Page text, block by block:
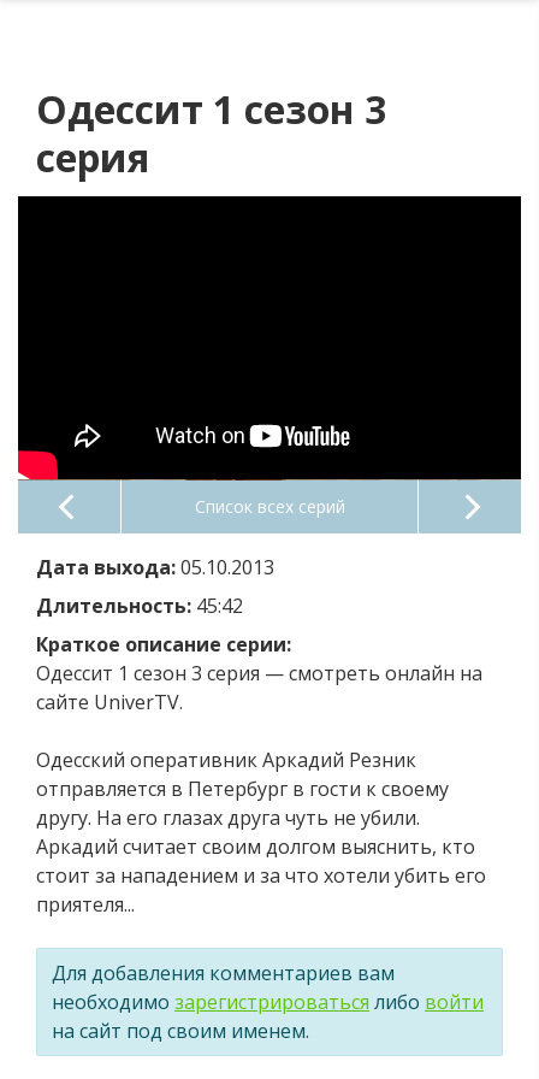
Одессит 1 сезон 3
серия
Список всех серий
Дата выхода:05.10.2013
Длительность: 45:42
Краткое описание серии:
Одессит 1 сезон 3 серия — смотреть онлайн на
сайте UniverTV.
Одесский оперативник Аркадий Резник
отправляется в Петербург в гости к своему
другу. На его глазах друга чуть не убили.
Аркадий считает своим долгом выяснить, кто
стоит за нападением и за что хотели убить его
приятеля...
Для добавления комментариев вам
необходимо зарегистрироваться либо войти
на сайт под своим именем.